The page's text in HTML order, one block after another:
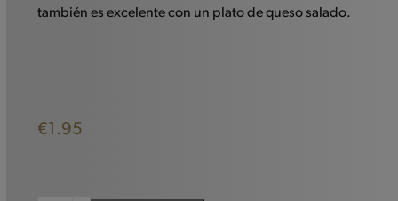
también es excelente con un plato de queso salado.
€1.95